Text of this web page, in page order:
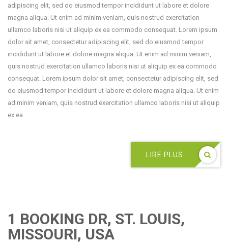
adipiscing elit, sed do eiusmod tempor incididunt ut labore et dolore
magna aliqua. Ut enim ad minim veniam, quis nostrud exercitation
ullamco laboris nisi ut aliquip ex ea commodo consequat. Lorem ipsum
dolor sit amet, consectetur adipiscing elit, sed do eiusmod tempor
incididunt ut labore et dolore magna aliqua. Ut enim ad minim veniam,
quis nostrud exercitation ullamco laboris nisi ut aliquip ex ea commodo
consequat. Lorem ipsum dolor sit amet, consectetur adipiscing elit, sed
do eiusmod tempor incididunt ut labore et dolore magna aliqua. Ut enim
ad minim veniam, quis nostrud exercitation ullamco laboris nisi ut aliquip
ex ea.
LIRE PLUS
1 BOOKING DR, ST. LOUIS,
MISSOURI, USA